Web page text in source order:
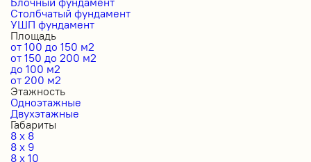
Столбчатый фундамент
УШП фундамент
Площадь
от 100 до 150 м2
от 150 до 200 м2
до 100 м2
от 200 м2
Этажность
Одноэтажные
Двухэтажные
Габариты
8 x 8
8 x 9
8 x 10